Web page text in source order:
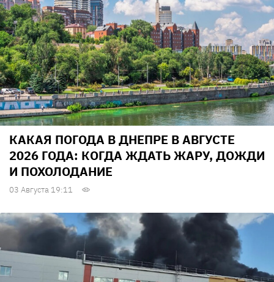
КАКАЯ ПОГОДА В ДНЕПРЕ В АВГУСТЕ
2026 ГОДА: КОГДА ЖДАТЬ ЖАРУ, ДОЖДИ
И ПОХОЛОДАНИЕ
03 Августа 19:11